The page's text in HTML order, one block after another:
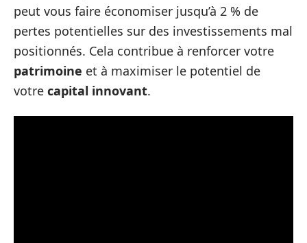
peut vous faire économiser jusqu’à 2 % de
pertes potentielles sur des investissements mal
positionnés. Cela contribue à renforcer votre
patrimoine et à maximiser le potentiel de
votre capital innovant.